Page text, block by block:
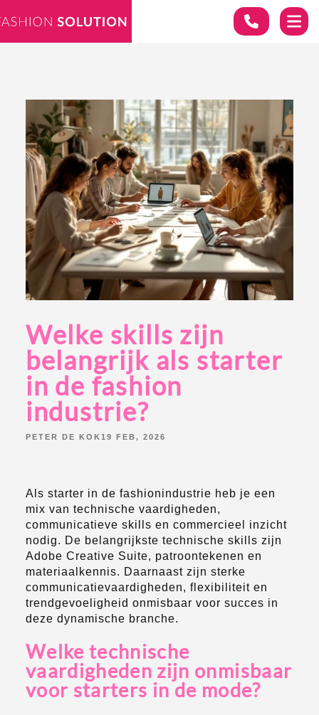
Welke skills zijn
belangrijk als starter
in de fashion
industrie?
POSTED
PETER DE KOK 19 FEB, 2026
Als starter in de fashionindustrie heb je een
mix van technische vaardigheden,
communicatieve skills en commercieel inzicht
nodig. De belangrijkste technische skills zijn
Adobe Creative Suite, patroontekenen en
materiaalkennis. Daarnaast zijn sterke
communicatievaardigheden, flexibiliteit en
trendgevoeligheid onmisbaar voor succes in
deze dynamische branche.
Welke technische
vaardigheden zijn onmisbaar
voor starters in de mode?